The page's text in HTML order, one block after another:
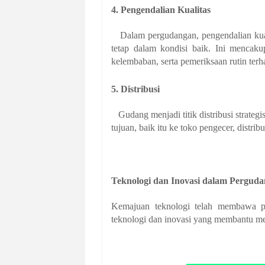
4. Pengendalian Kualitas
Dalam pergudangan, pengendalian
tetap dalam kondisi baik. Ini
kelembaban, serta pemeriksaan rutin
5. Distribusi
Gudang menjadi titik distribusi
tujuan, baik itu ke toko pengecer,
Teknologi dan Inovasi dalam
Kemajuan teknologi telah membawa
teknologi dan inovasi yang membantu